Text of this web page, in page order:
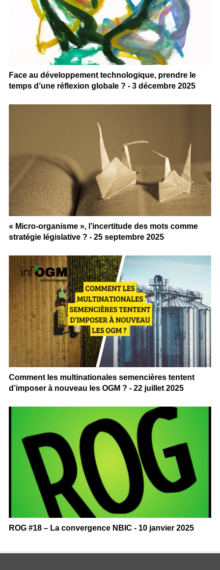
Face au développement technologique, prendre le
temps d’une réflexion globale ? - 3 décembre 2025
« Micro-organisme », l’incertitude des mots comme
stratégie législative ? - 25 septembre 2025
Comment les multinationales semencières tentent
d’imposer à nouveau les OGM ? - 22 juillet 2025
ROG #18 – La convergence NBIC - 10 janvier 2025